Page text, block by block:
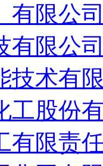
有限公
有限公
技术有
工股份
有限责